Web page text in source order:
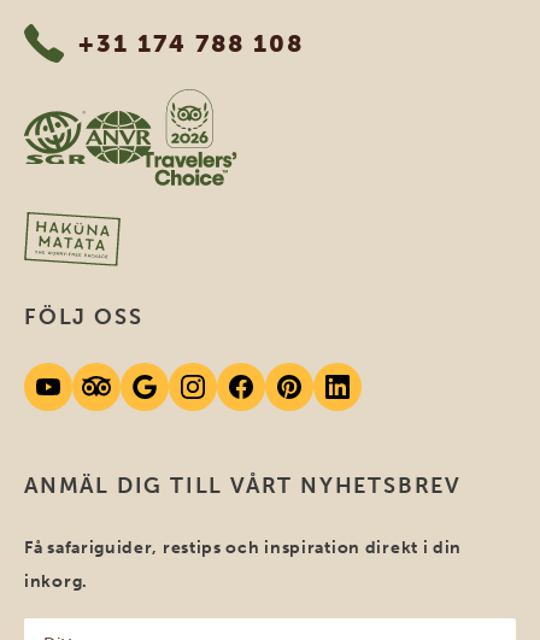
+31 174 788 108
ANMÄL DIG TILL VÅRT NYHETSBREV
Få safariguider, restips och inspiration direkt i din
inkorg.
FÖLJ OSS